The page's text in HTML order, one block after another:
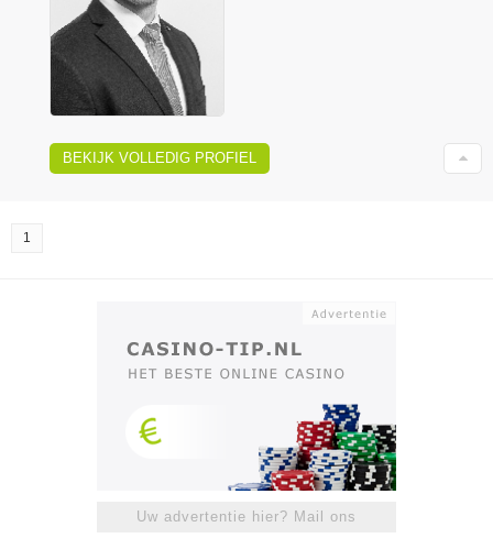
BEKIJK VOLLEDIG PROFIEL
1
Uw advertentie hier? Mail ons